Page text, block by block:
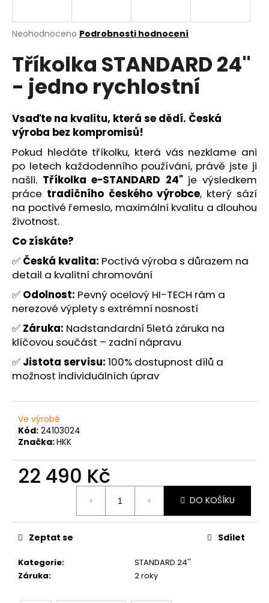
Průměrné
produktu
z
hvězdiček.
Neohodnoceno Podrobnosti hodnocení
Tříkolka STANDARD 24"
- jedno rychlostní
Vsaďte na kvalitu, která se dědí. Česká
výroba bez kompromisů!
Pokud hledáte tříkolku, která vás nezklame ani
po letech každodenního používání, právě jste ji
našli. Tříkolka e-STANDARD 24"je výsledkem
práce tradičního českého výrobce, který sází
na poctivé řemeslo, maximální kvalitu a dlouhou
životnost.
Co získáte?
✅ Česká kvalita: Poctivá výroba s důrazem na
detail a kvalitní chromování
✅ Odolnost: Pevný ocelový HI-TECH rám a
nerezové výplety s extrémní nosností
✅ Záruka: Nadstandardní 5letá záruka na
klíčovou součást – zadní nápravu
✅ Jistota servisu: 100% dostupnost dílů a
možnost individuálních úprav
Ve výrobě
Kód: 24103024
Značka:HKK
22 490 Kč
DO KOŠÍKU
Kategorie:
STANDARD 24''
Záruka: 2 roky
Zeptat se Sdílet
j
t
?
HLEDAT
D
o
p
r
u
č
j
e
m
e